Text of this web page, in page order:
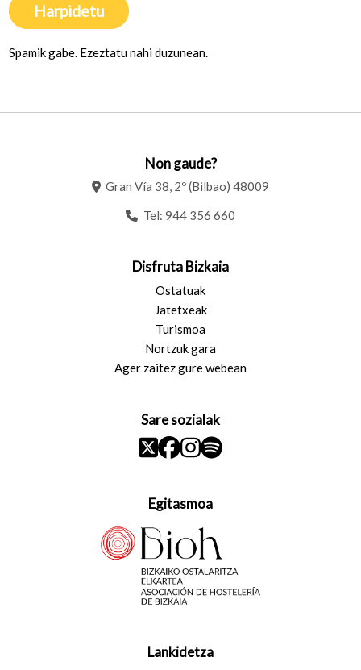
Harpidetu
Spamik gabe. Ezeztatu nahi duzunean.
Non gaude?
Gran Vía 38, 2º (Bilbao) 48009
Tel: 944 356 660
Disfruta Bizkaia
Ostatuak
Jatetxeak
Turismoa
Nortzuk gara
Ager zaitez gure webean
Sare sozialak
Egitasmoa
Lankidetza